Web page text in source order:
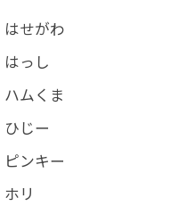
はせがわ
はっし
ハムくま
ひじー
ピンキー
ホリ